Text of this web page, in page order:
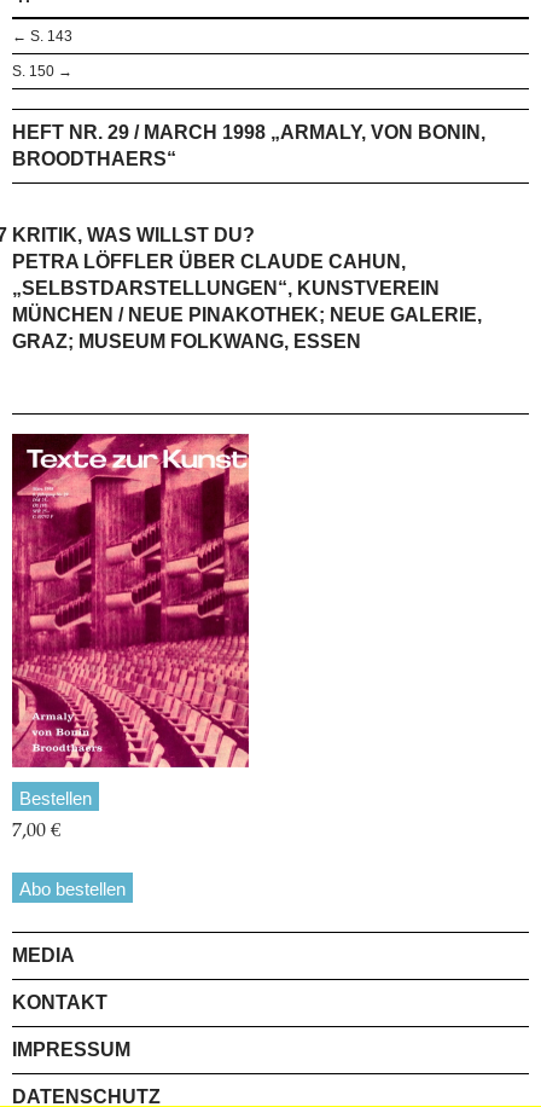
← S. 143
S. 150 →
HEFT NR. 29 / MARCH 1998 „ARMALY, VON BONIN,
BROODTHAERS“
KRITIK, WAS WILLST DU?
PETRA LÖFFLER ÜBER CLAUDE CAHUN,
„SELBSTDARSTELLUNGEN“, KUNSTVEREIN
MÜNCHEN / NEUE PINAKOTHEK; NEUE GALERIE,
GRAZ; MUSEUM FOLKWANG, ESSEN
Bestellen
7,00 €
Abo bestellen
MEDIA
KONTAKT
IMPRESSUM
DATENSCHUTZ